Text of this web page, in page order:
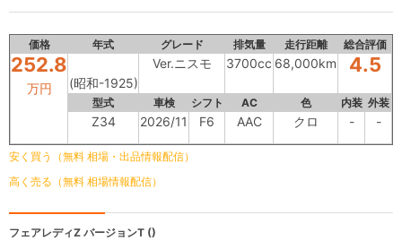
価格 年式 グレード 排気量 走行距離 総合評価
252.8
万円 (昭和-1925)
Ver.ニスモ 3700cc 68,000km 4.5
型式 車検 シフト AC 色 内装 外装
Z34 2026/11 F6 AAC クロ - -
安く買う（無料 相場・出品情報配信）
高く売る（無料 相場情報配信）
フェアレディZ バージョンT ()